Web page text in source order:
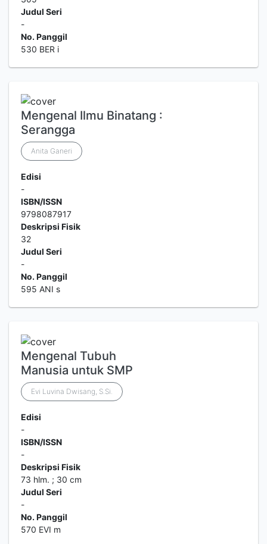
Judul Seri
-
No. Panggil
530 BER i
Mengenal Ilmu Binatang :
Serangga
Anita Ganeri
Edisi
-
ISBN/ISSN
9798087917
Deskripsi Fisik
32
Judul Seri
-
No. Panggil
595 ANI s
Mengenal Tubuh
Manusia untuk SMP
Evi Luvina Dwisang, S.Si.
Edisi
-
ISBN/ISSN
-
Deskripsi Fisik
73 hlm. ; 30 cm
Judul Seri
-
No. Panggil
570 EVI m